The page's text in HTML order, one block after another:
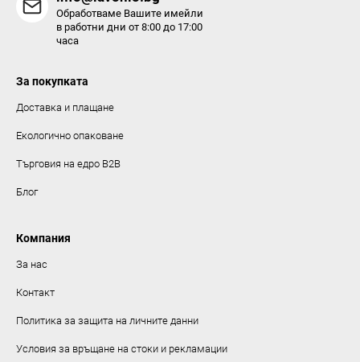
Обработваме Вашите имейли
в работни дни от 8:00 до 17:00
часа
За покупката
Доставка и плащане
Екологично опаковане
Търговия на едро B2B
Блог
Компания
За нас
Контакт
Политика за защита на личните данни
Условия за връщане на стоки и рекламации